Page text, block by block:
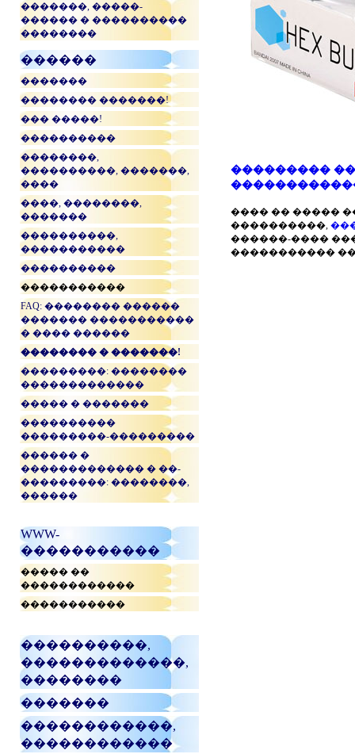
�������, �����-
������ � ����������
��������
������
�������
�������� �������!
��� �����!
����������
��������,
����������, �������,
����
����, ��������,
�������
����������,
�����������
����������
�����������
FAQ: �������� ������
������� �����������
� ���� ������
�������� � �������!
���������: ��������
�������������
����� � �������
����������
���������-���������
������ �
������������� � ��-
���������: ��������,
������
WWW-
�����������
����� ��
������������
�����������
����������,
�������������,
��������
�������
������������,
������������
���������
���� �� �����
����������,
������-����
�����������